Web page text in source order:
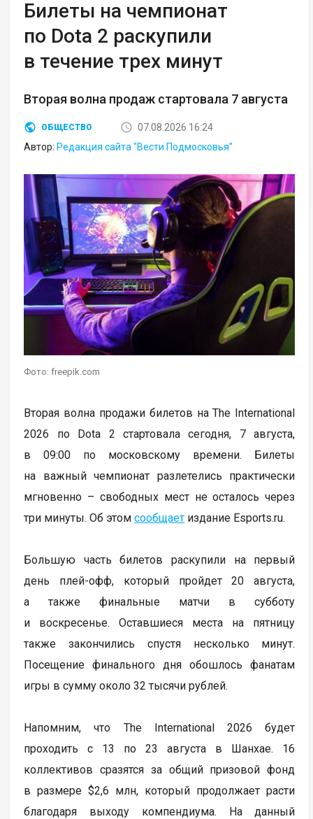
Билеты на чемпионат
по Dota 2 раскупили
в течение трех минут
Вторая волна продаж стартовала 7 августа
ОБЩЕСТВО
07.08.2026 16:24
Автор: Редакция сайта "Вести Подмосковья"
Фото: freepik.com
Вторая волна продажи билетов на The International
2026 по Dota 2 стартовала сегодня, 7 августа,
в 09:00 по московскому времени. Билеты
на важный чемпионат разлетелись практически
мгновенно – свободных мест не осталось через
три минуты. Об этомсообщает издание Esports.ru.
Большую часть билетов раскупили на первый
день плей-офф, который пройдет 20 августа,
а также финальные матчи в субботу
и воскресенье. Оставшиеся места на пятницу
также закончились спустя несколько минут.
Посещение финального дня обошлось фанатам
игры в сумму около 32 тысячи рублей.
Напомним, что The International 2026 будет
проходить с 13 по 23 августа в Шанхае. 16
коллективов сразятся за общий призовой фонд
в размере $2,6 млн, который продолжает расти
благодаря выходу компендиума. На данный